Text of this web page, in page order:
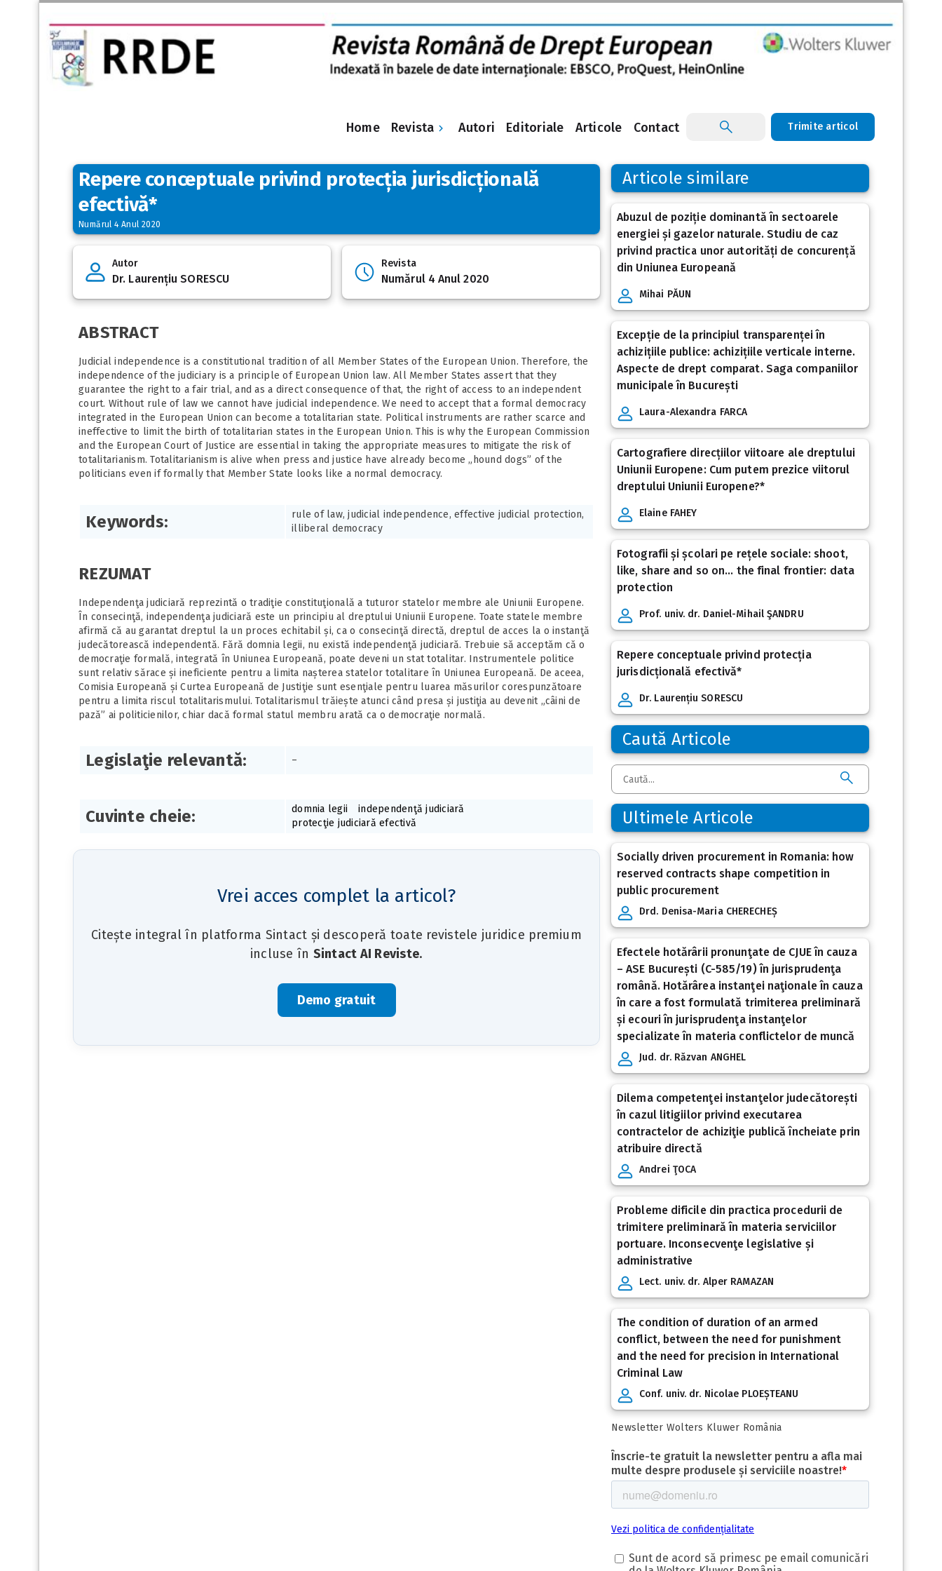
Home Revista Autori Editoriale Articole Contact Trimite articol
Repere conceptuale privind protecția jurisdicțională
efectivă*
Numărul 4 Anul 2020
Autor
Dr. Laurențiu SORESCU
Revista
Numărul 4 Anul 2020
ABSTRACT
Judicial independence is a constitutional tradition of all Member States of the European Union. Therefore, the
independence of the judiciary is a principle of European Union law. All Member States assert that they
guarantee the right to a fair trial, and as a direct consequence of that, the right of access to an independent
court. Without rule of law we cannot have judicial independence. We need to accept that a formal democracy
integrated in the European Union can become a totalitarian state. Political instruments are rather scarce and
ineffective to limit the birth of totalitarian states in the European Union. This is why the European Commission
and the European Court of Justice are essential in taking the appropriate measures to mitigate the risk of
totalitarianism. Totalitarianism is alive when press and justice have already become „hound dogs” of the
politicians even if formally that Member State looks like a normal democracy.
Keywords:
rule of law, judicial independence, effective judicial protection,
illiberal democracy
REZUMAT
Independenţa judiciară reprezintă o tradiţie constituţională a tuturor statelor membre ale Uniunii Europene.
În consecinţă, independenţa judiciară este un principiu al dreptului Uniunii Europene. Toate statele membre
afirmă că au garantat dreptul la un proces echitabil și, ca o consecinţă directă, dreptul de acces la o instanţă
judecătorească independentă. Fără domnia legii, nu există independenţă judiciară. Trebuie să acceptăm că o
democraţie formală, integrată în Uniunea Europeană, poate deveni un stat totalitar. Instrumentele politice
sunt relativ sărace și ineficiente pentru a limita nașterea statelor totalitare în Uniunea Europeană. De aceea,
Comisia Europeană și Curtea Europeană de Justiţie sunt esenţiale pentru luarea măsurilor corespunzătoare
pentru a limita riscul totalitarismului. Totalitarismul trăiește atunci când presa și justiţia au devenit „câini de
pază” ai politicienilor, chiar dacă formal statul membru arată ca o democraţie normală.
Legislaţie relevantă: –
Cuvinte cheie: domnia legii
independenţă judiciară
protecţie judiciară efectivă
Vrei acces complet la articol?
Citește integral în platforma Sintact și descoperă toate revistele juridice premium
incluse în Sintact AI Reviste.
Demo gratuit
Articole similare
Abuzul de poziție dominantă în sectoarele
energiei și gazelor naturale. Studiu de caz
privind practica unor autorități de concurență
din Uniunea Europeană
Mihai PĂUN
Excepție de la principiul transparenței în
achizițiile publice: achizițiile verticale interne.
Aspecte de drept comparat. Saga companiilor
municipale în București
Laura-Alexandra FARCA
Cartografiere direcțiilor viitoare ale dreptului
Uniunii Europene: Cum putem prezice viitorul
dreptului Uniunii Europene?*
Elaine FAHEY
Fotografii și școlari pe rețele sociale: shoot,
like, share and so on... the final frontier: data
protection
Prof. univ. dr. Daniel-Mihail ŞANDRU
Repere conceptuale privind protecția
jurisdicțională efectivă*
Dr. Laurențiu SORESCU
Caută Articole
Ultimele Articole
Socially driven procurement in Romania: how
reserved contracts shape competition in
public procurement
Drd. Denisa-Maria CHERECHEȘ
Efectele hotărârii pronunţate de CJUE în cauza
– ASE București (C-585/19) în jurisprudenţa
română. Hotărârea instanţei naţionale în cauza
în care a fost formulată trimiterea preliminară
și ecouri în jurisprudenţa instanţelor
specializate în materia conflictelor de muncă
Jud. dr. Răzvan ANGHEL
Dilema competenţei instanţelor judecătorești
în cazul litigiilor privind executarea
contractelor de achiziţie publică încheiate prin
atribuire directă
Andrei ŢOCA
Probleme dificile din practica procedurii de
trimitere preliminară în materia serviciilor
portuare. Inconsecvenţe legislative și
administrative
Lect. univ. dr. Alper RAMAZAN
The condition of duration of an armed
conflict, between the need for punishment
and the need for precision in International
Criminal Law
Conf. univ. dr. Nicolae PLOEȘTEANU
Newsletter Wolters Kluwer România